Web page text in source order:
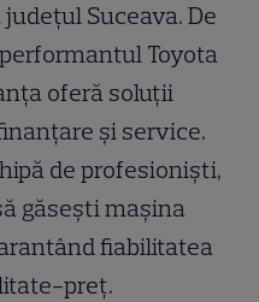
Suceava. De
Toyota
oferă soluții
și service.
de profesioniști,
găsești mașina
fiabilitatea
preț.